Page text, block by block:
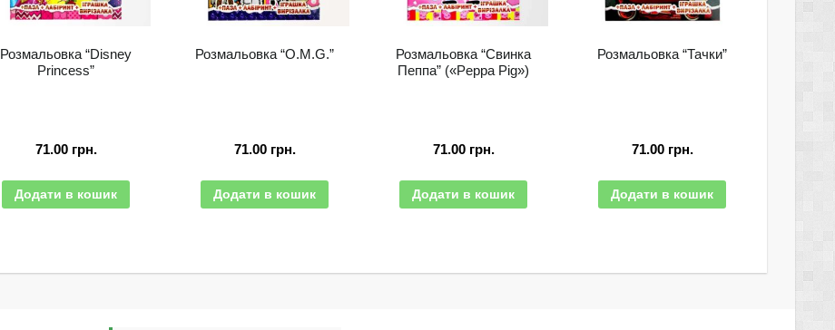
Розмальовка “Disney
Princess”
71.00 грн.
Додати в кошик
Розмальовка “O.M.G.”
71.00 грн.
Додати в кошик
Розмальовка “Свинка
Пеппа” («Peppa Pig»)
71.00 грн.
Додати в кошик
Розмальовка “Тачки”
71.00 грн.
Додати в кошик